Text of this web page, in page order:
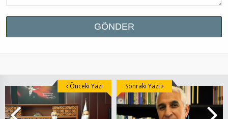
Önceki Yazı Sonraki Yazı